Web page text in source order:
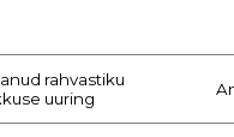
rahvastiku
uuring